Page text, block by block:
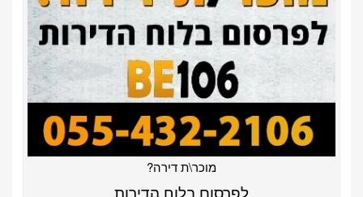
מוכר\ת דירה?
לפרסום בלוח הדירות